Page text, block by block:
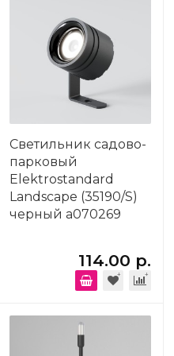
Светильник садово-
парковый
Elektrostandard
Landscape (35190/S)
черный a070269
114.00 р.